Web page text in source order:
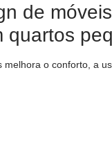
de
quartos
melhora o conforto, a